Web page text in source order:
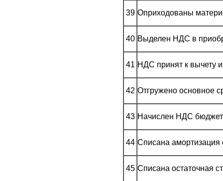
39 Оприходованы
40 Выделен НДС в
41 НДС принят к вычету
42 Отгружено основное
43 Начислен НДС
44 Списана амортизация
45 Списана остаточная